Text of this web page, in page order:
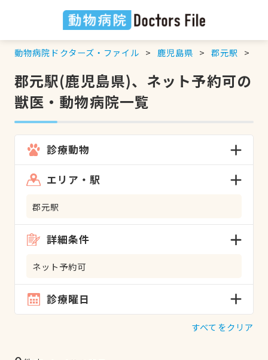
動物病院ドクターズ・ファイル 鹿児島県 郡元駅
郡元駅(鹿児島県)、ネット予約可の
獣医・動物病院一覧
診療動物
エリア・駅
郡元駅
詳細条件
ネット予約可
診療曜日
すべてをクリア